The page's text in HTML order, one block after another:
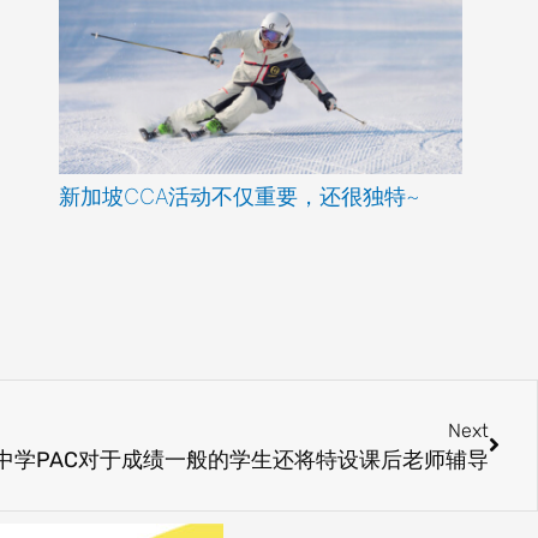
新加坡CCA活动不仅重要，还很独特~
Next
学PAC对于成绩一般的学生还将特设课后老师辅导